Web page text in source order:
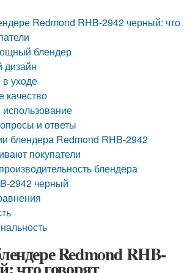
Redmond RHB-2942 черный: что
блендер
дизайн
уходе
качество
и ответы
блендера Redmond RHB-2942
покупатели
блендера
2942 черный
Redmond RHB-